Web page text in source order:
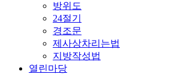
방위도
24절기
경조문
제사상차리는법
지방작성법
열린마당